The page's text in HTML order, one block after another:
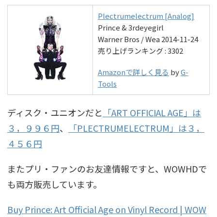
Plectrumelectrum [Analog]
Prince & 3rdeyegirl
Warner Bros / Wea 2014-11-24
売り上げランキング : 3302
Amazonで詳しく見る byG-
Tools
ディスク・ユニオンだと 「ART OFFICIAL AGE」は
３，９９６円、
「PLECTRUMELECTRUM」は３，
４５６円
またプリ・ファンのお友達情報ですと、WOWHDで
も両方販売しています。
Buy Prince: Art Official Age on Vinyl Record | WOW